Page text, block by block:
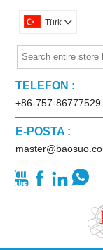
Türk 
TELEFON :
+86-757-86777529
E-POSTA :
   